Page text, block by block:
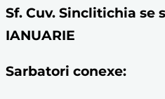
Sf. Cuv. Sinclitichia se
IANUARIE
Sarbatori conexe: